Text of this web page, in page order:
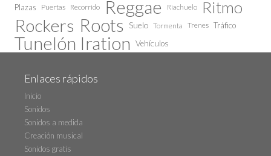
Plazas Puertas Recorrido Reggae Riachuelo Ritmo
Rockers Roots Suelo Tormenta Trenes Tráfico
Tunelón Iration Vehículos
Enlaces rápidos
Inicio
Sonidos
Sonidos a medida
Creación musical
Sonidos gratis